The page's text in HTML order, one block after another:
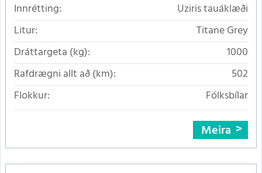
Innrétting:
Uziris tauáklæði
Litur:
Titane Grey
Dráttargeta (kg):
1000
Rafdrægni allt að (km):
502
Flokkur:
Fólksbílar
Meira